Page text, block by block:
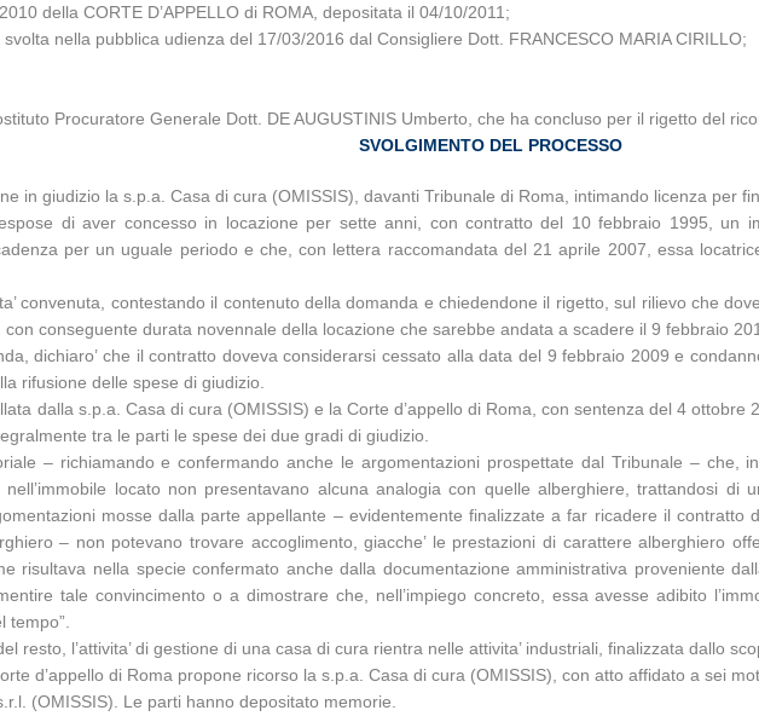
della CORTE D’APPELLO di ROMA, depositata il 04/10/2011 ;
nella pubblica udienza del 17/03/2016 dal Consigliere Dott. FRANCESCO MARIA CIRILLO;
Procuratore Generale Dott. DE AUGUSTINIS Umberto, che ha concluso per il rigetto del
SVOLGIMENTO DEL PROCESSO
in giudizio la s.p.a. Casa di cura (OMISSIS), davanti Tribunale di Roma, intimando licenza per
di aver concesso in locazione per sette anni, con contratto del 10 febbraio 1995, un
per un uguale periodo e che, con lettera raccomandata del 21 aprile 2007, essa
convenuta, contestando il contenuto della domanda e chiedendone il rigetto, sul rilievo che
conseguente durata novennale della locazione che sarebbe andata a scadere il 9 febbraio
dichiaro’ che il contratto doveva considerarsi cessato alla data del 9 febbraio 2009 e
rifusione delle spese di giudizio.
dalla s.p.a. Casa di cura (OMISSIS) e la Corte d’appello di Roma, con sentenza del 4
tra le parti le spese dei due gradi di giudizio.
– richiamando e confermando anche le argomentazioni prospettate dal Tribunale – che,
nell’immobile locato non presentavano alcuna analogia con quelle alberghiere, trattandosi
mosse dalla parte appellante – evidentemente finalizzate a far ricadere il
– non potevano trovare accoglimento, giacche’ le prestazioni di carattere alberghiero
risultava nella specie confermato anche dalla documentazione amministrativa proveniente
tale convincimento o a dimostrare che, nell’impiego concreto, essa avesse adibito
resto, l’attivita’ di gestione di una casa di cura rientra nelle attivita’ industriali, finalizzata dallo
d’appello di Roma propone ricorso la s.p.a. Casa di cura (OMISSIS), con atto affidato a sei
(OMISSIS). Le parti hanno depositato memorie.